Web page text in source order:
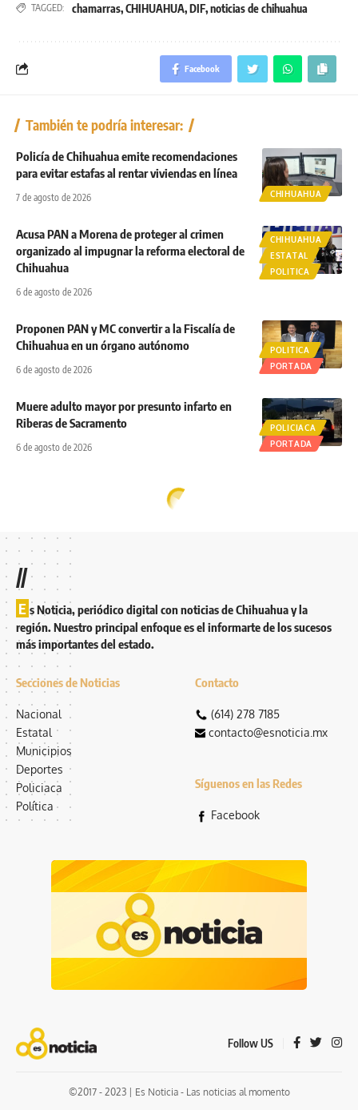
TAGGED: chamarras,CHIHUAHUA,DIF,noticias de chihuahua
Facebook
También te podría interesar:
CHIHUAHUA
Policía de Chihuahua emite recomendaciones
para evitar estafas al rentar viviendas en línea
7 de agosto de 2026
CHIHUAHUA
ESTATAL
POLITICA
Acusa PAN a Morena de proteger al crimen
organizado al impugnar la reforma electoral de
Chihuahua
6 de agosto de 2026
POLITICA
PORTADA
Proponen PAN y MC convertir a la Fiscalía de
Chihuahua en un órgano autónomo
6 de agosto de 2026
POLICIACA
PORTADA
Muere adulto mayor por presunto infarto en
Riberas de Sacramento
6 de agosto de 2026
//
E s Noticia, periódico digital con noticias de Chihuahua y la
región. Nuestro principal enfoque es el informarte de los sucesos
más importantes del estado.
Secciones de Noticias
Nacional
Estatal
Municipios
Deportes
Policiaca
Política
Contacto
(614) 278 7185
contacto@esnoticia.mx
Síguenos en las Redes
Facebook
Follow US
©2017 - 2023 | Es Noticia - Las noticias al momento